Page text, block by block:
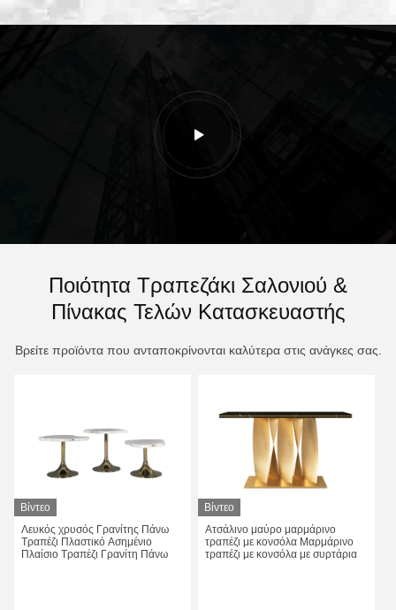
Ποιότητα Τραπεζάκι Σαλονιού &
Πίνακας Τελών Κατασκευαστής
Βρείτε προϊόντα που ανταποκρίνονται καλύτερα στις ανάγκες σας.
Βίντεο
Λευκός χρυσός Γρανίτης Πάνω
Τραπέζι Πλαστικό Ασημένιο
Πλαίσιο Τραπέζι Γρανίτη Πάνω
Βίντεο
Ατσάλινο μαύρο μαρμάρινο
τραπέζι με κονσόλα Μαρμάρινο
τραπέζι με κονσόλα με συρτάρια